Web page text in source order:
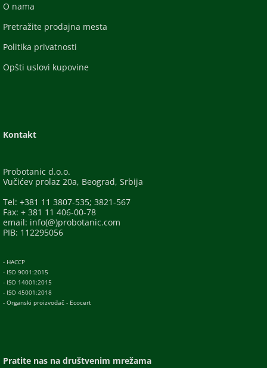
O nama
Pretražite prodajna mesta
Politika privatnosti
Opšti uslovi kupovine
Kontakt
Probotanic d.o.o.
Vučićev prolaz 20a, Beograd, Srbija
Tel: +381 11 3807-535; 3821-567
Fax: + 381 11 406-00-78
email: info(@)probotanic.com
PIB: 112295056
- HACCP
- ISO 9001:2015
- ISO 14001:2015
- ISO 45001:2018
- Organski proizvođač - Ecocert
Pratite nas na društvenim mrežama